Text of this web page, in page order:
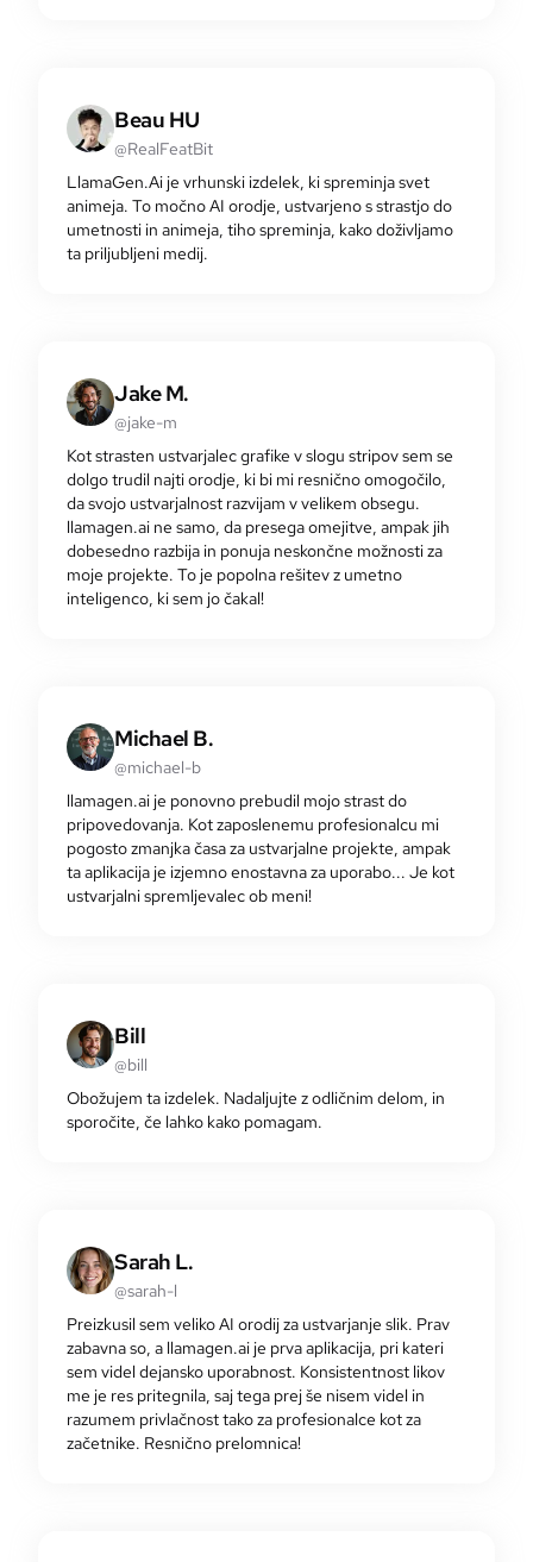
Beau HU
@RealFeatBit
LlamaGen.Ai je vrhunski izdelek, ki spreminja svet
animeja. To močno AI orodje, ustvarjeno s strastjo do
umetnosti in animeja, tiho spreminja, kako doživljamo
ta priljubljeni medij.
Jake M.
@jake-m
Kot strasten ustvarjalec grafike v slogu stripov sem se
dolgo trudil najti orodje, ki bi mi resnično omogočilo,
da svojo ustvarjalnost razvijam v velikem obsegu.
llamagen.ai ne samo, da presega omejitve, ampak jih
dobesedno razbija in ponuja neskončne možnosti za
moje projekte. To je popolna rešitev z umetno
inteligenco, ki sem jo čakal!
Michael B.
@michael-b
llamagen.ai je ponovno prebudil mojo strast do
pripovedovanja. Kot zaposlenemu profesionalcu mi
pogosto zmanjka časa za ustvarjalne projekte, ampak
ta aplikacija je izjemno enostavna za uporabo... Je kot
ustvarjalni spremljevalec ob meni!
Bill
@bill
Obožujem ta izdelek. Nadaljujte z odličnim delom, in
sporočite, če lahko kako pomagam.
Sarah L.
@sarah-l
Preizkusil sem veliko AI orodij za ustvarjanje slik. Prav
zabavna so, a llamagen.ai je prva aplikacija, pri kateri
sem videl dejansko uporabnost. Konsistentnost likov
me je res pritegnila, saj tega prej še nisem videl in
razumem privlačnost tako za profesionalce kot za
začetnike. Resnično prelomnica!